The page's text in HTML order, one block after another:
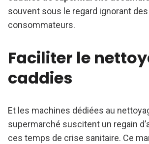
souvent sous le regard ignorant des
consommateurs.
Faciliter le
caddies
Et les machines dédiées au
supermarché suscitent un regain
ces temps de crise sanitaire. Ce